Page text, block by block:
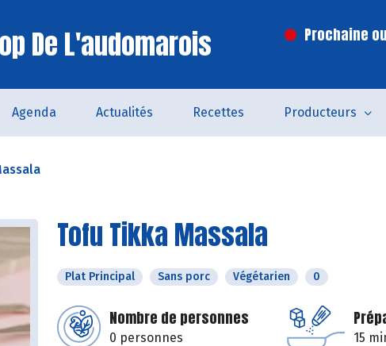
De L'audomarois Prochaine
Agenda Actualités Recettes Producteurs
Tofu Tikka Massala
Plat Principal Sans porc Végétarien 0
Nombre de personnes
0 personnes 15